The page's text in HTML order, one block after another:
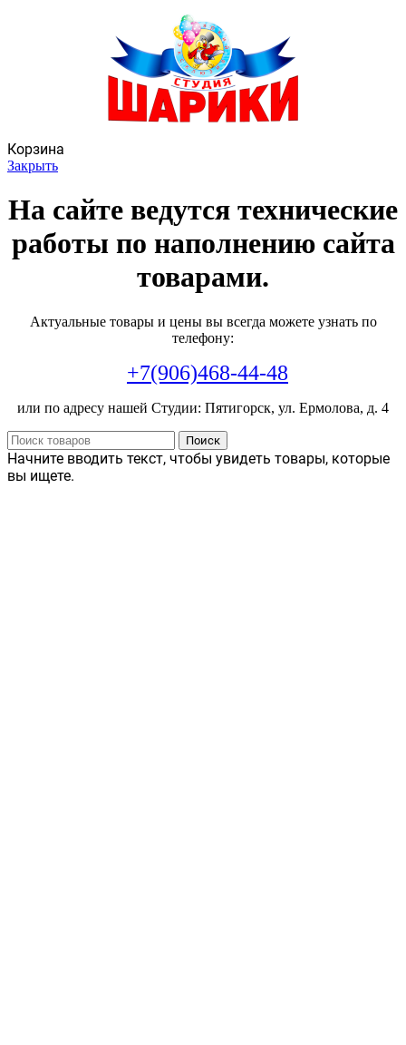
Корзина
Закрыть
На сайте ведутся технические
работы по наполнению сайта
товарами.
Актуальные товары и цены вы всегда можете узнать по
телефону:
+7(906)468-44-48
или по адресу нашей Студии: Пятигорск, ул. Ермолова, д. 4
Поиск
Начните вводить текст, чтобы увидеть товары, которые
вы ищете.